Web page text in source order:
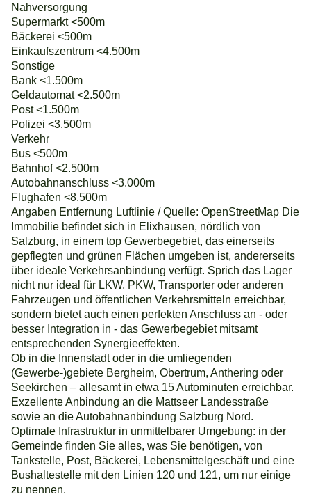
Nahversorgung
Supermarkt <500m
Bäckerei <500m
Einkaufszentrum <4.500m
Sonstige
Bank <1.500m
Geldautomat <2.500m
Post <1.500m
Polizei <3.500m
Verkehr
Bus <500m
Bahnhof <2.500m
Autobahnanschluss <3.000m
Flughafen <8.500m
Angaben Entfernung Luftlinie / Quelle: OpenStreetMap Die
Immobilie befindet sich in Elixhausen, nördlich von
Salzburg, in einem top Gewerbegebiet, das einerseits
gepflegten und grünen Flächen umgeben ist, andererseits
über ideale Verkehrsanbindung verfügt. Sprich das Lager
nicht nur ideal für LKW, PKW, Transporter oder anderen
Fahrzeugen und öffentlichen Verkehrsmitteln erreichbar,
sondern bietet auch einen perfekten Anschluss an - oder
besser Integration in - das Gewerbegebiet mitsamt
entsprechenden Synergieeffekten.
Ob in die Innenstadt oder in die umliegenden
(Gewerbe-)gebiete Bergheim, Obertrum, Anthering oder
Seekirchen – allesamt in etwa 15 Autominuten erreichbar.
Exzellente Anbindung an die Mattseer Landesstraße
sowie an die Autobahnanbindung Salzburg Nord.
Optimale Infrastruktur in unmittelbarer Umgebung: in der
Gemeinde finden Sie alles, was Sie benötigen, von
Tankstelle, Post, Bäckerei, Lebensmittelgeschäft und eine
Bushaltestelle mit den Linien 120 und 121, um nur einige
zu nennen.